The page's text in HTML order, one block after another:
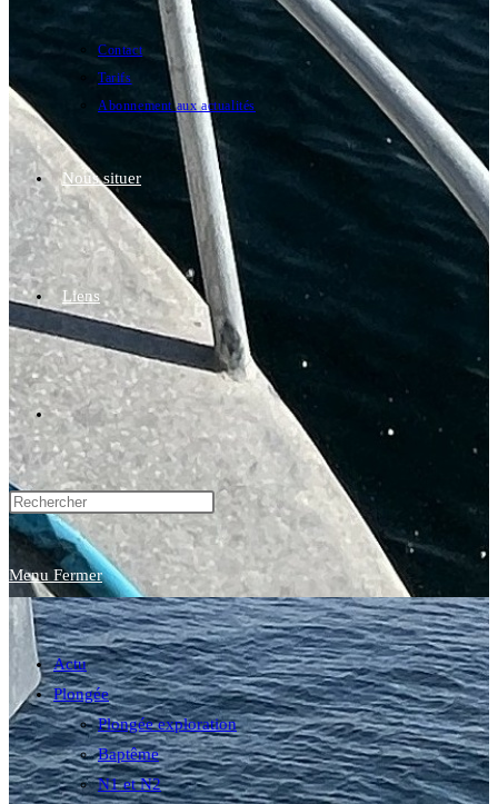
Contact
Tarifs
Abonnement aux actualités
Nous situer
Liens
Toggle
website
search
Menu Fermer
Actu
Plongée
Plongée exploration
Baptême
N1 et N2